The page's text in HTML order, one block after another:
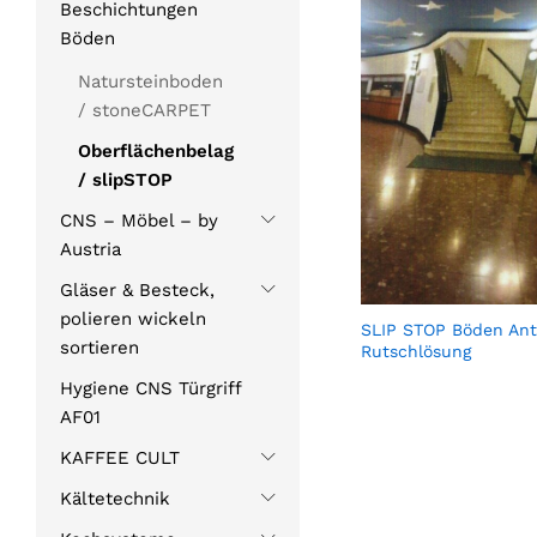
SLIP STOP Böden
Rutschlösung
Beschichtungen
Böden
Natursteinboden
/ stoneCARPET
Oberflächenbelag
/ slipSTOP
CNS – Möbel – by
Austria
Gläser & Besteck,
polieren wickeln
sortieren
Hygiene CNS Türgriff
AF01
KAFFEE CULT
Kältetechnik